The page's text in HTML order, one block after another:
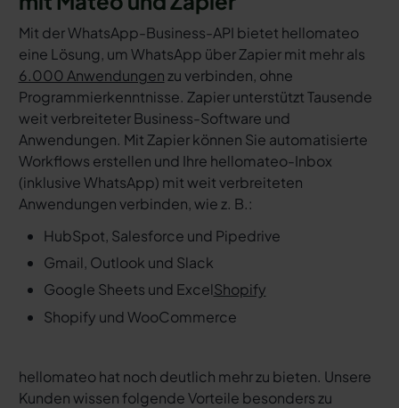
Mit der WhatsApp-Business-API bietet hellomateo
eine Lösung, um WhatsApp über Zapier mit mehr als
6.000 Anwendungenzu verbinden, ohne
Programmierkenntnisse. Zapier unterstützt Tausende
weit verbreiteter Business-Software und
Anwendungen. Mit Zapier können Sie automatisierte
Workflows erstellen und Ihre hellomateo-Inbox
(inklusive WhatsApp) mit weit verbreiteten
Anwendungen verbinden, wie z. B.:
HubSpot, Salesforce und Pipedrive
Gmail, Outlook und Slack
Google Sheets und ExcelShopify
Shopify und WooCommerce
hellomateo hat noch deutlich mehr zu bieten. Unsere
Kunden wissen folgende Vorteile besonders zu